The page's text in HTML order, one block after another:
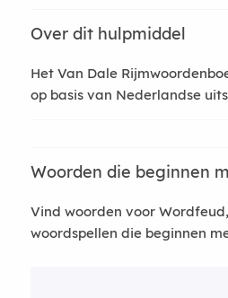
Over dit hulpmiddel
Het Van Dale
op basis van Nederlandse
Woorden die beginnen
Vind woorden voor
woordspellen die beginnen